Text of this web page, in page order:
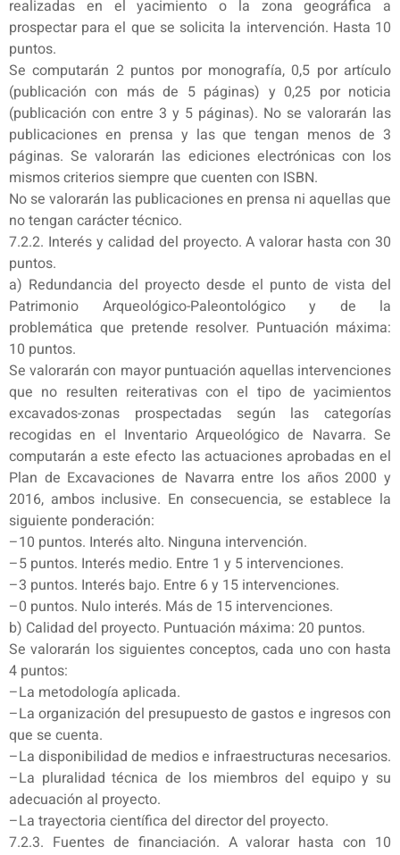
realizadas en el yacimiento o la zona geográfica a
prospectar para el que se solicita la intervención. Hasta 10
puntos.
Se computarán 2 puntos por monografía, 0,5 por artículo
(publicación con más de 5 páginas) y 0,25 por noticia
(publicación con entre 3 y 5 páginas). No se valorarán las
publicaciones en prensa y las que tengan menos de 3
páginas. Se valorarán las ediciones electrónicas con los
mismos criterios siempre que cuenten con ISBN.
No se valorarán las publicaciones en prensa ni aquellas que
no tengan carácter técnico.
7.2.2. Interés y calidad del proyecto. A valorar hasta con 30
puntos.
a) Redundancia del proyecto desde el punto de vista del
Patrimonio Arqueológico-Paleontológico y de la
problemática que pretende resolver. Puntuación máxima:
10 puntos.
Se valorarán con mayor puntuación aquellas intervenciones
que no resulten reiterativas con el tipo de yacimientos
excavados-zonas prospectadas según las categorías
recogidas en el Inventario Arqueológico de Navarra. Se
computarán a este efecto las actuaciones aprobadas en el
Plan de Excavaciones de Navarra entre los años 2000 y
2016, ambos inclusive. En consecuencia, se establece la
siguiente ponderación:
–10 puntos. Interés alto. Ninguna intervención.
–5 puntos. Interés medio. Entre 1 y 5 intervenciones.
–3 puntos. Interés bajo. Entre 6 y 15 intervenciones.
–0 puntos. Nulo interés. Más de 15 intervenciones.
b) Calidad del proyecto. Puntuación máxima: 20 puntos.
Se valorarán los siguientes conceptos, cada uno con hasta
4 puntos:
–La metodología aplicada.
–La organización del presupuesto de gastos e ingresos con
que se cuenta.
–La disponibilidad de medios e infraestructuras necesarios.
–La pluralidad técnica de los miembros del equipo y su
adecuación al proyecto.
–La trayectoria científica del director del proyecto.
7.2.3. Fuentes de financiación. A valorar hasta con 10